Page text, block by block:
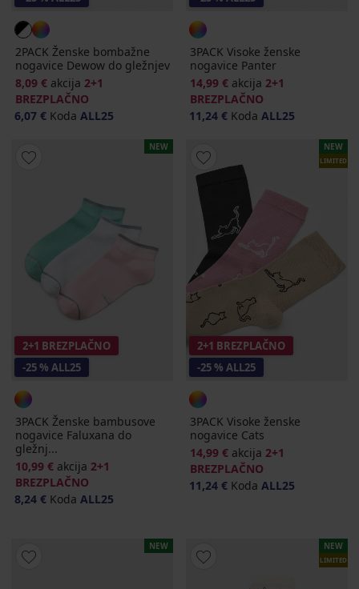
2PACK Ženske bombažne
nogavice Dewow do gležnjev
8,09 € akcija 2+1
BREZPLAČNO
6,07 € Koda ALL25
3PACK Visoke ženske
nogavice Panter
14,99 € akcija 2+1
BREZPLAČNO
11,24 € Koda ALL25
NEW
2+1 BREZPLAČNO
-25 % ALL25
3PACK Ženske bambusove
nogavice Faluxana do
gležnj...
10,99 € akcija 2+1
BREZPLAČNO
8,24 € Koda ALL25
NEW
LIMITED
2+1 BREZPLAČNO
-25 % ALL25
3PACK Visoke ženske
nogavice Cats
14,99 € akcija 2+1
BREZPLAČNO
11,24 € Koda ALL25
NEW NEW
LIMITED